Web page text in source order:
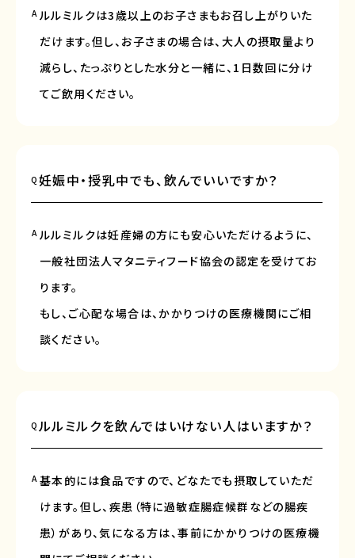
A ルルミルクは3歳以上のお子さまもお召し上がりいた
だけます。但し、お子さまの場合は、大人の摂取量より
減らし、たっぷりとした水分と一緒に、1日数回に分け
てご飲用ください。
Q 妊娠中・授乳中でも、飲んでいいですか？
A ルルミルクは妊産婦の方にも安心いただけるように、
一般社団法人マタニティフード協会の認定を受けてお
ります。
もし、ご心配な場合は、かかりつけの医療機関にご相
談ください。
Q ルルミルクを飲んではいけない人はいますか？
A 基本的には食品ですので、どなたでも摂取していただ
けます。但し、疾患（特に過敏症腸症候群などの腸疾
患）があり、気になる方は、事前にかかりつけの医療機